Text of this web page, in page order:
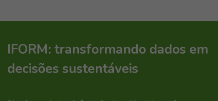
IFORM: transformando dados em
decisões sustentáveis